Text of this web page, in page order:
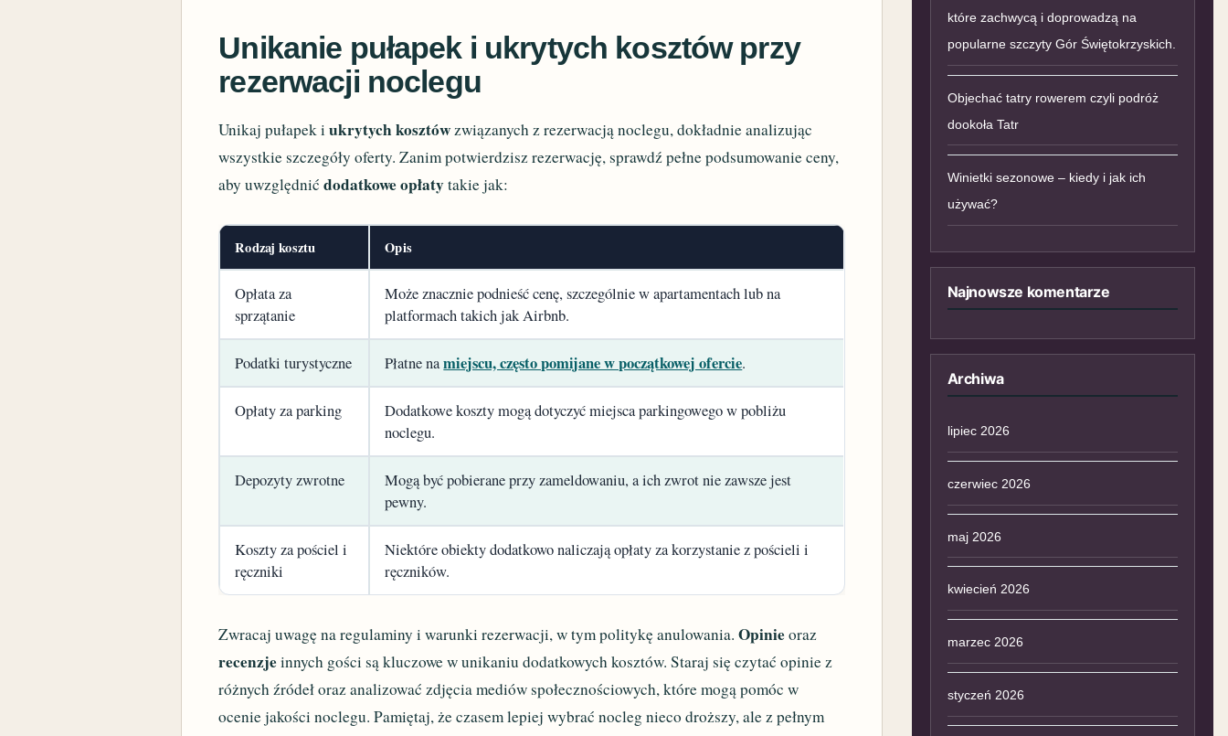
Unikanie pułapek i ukrytych kosztów przy
rezerwacji noclegu
Unikaj pułapek iukrytych kosztów związanych z rezerwacją noclegu, dokładnie analizując
wszystkie szczegóły oferty. Zanim potwierdzisz rezerwację, sprawdź pełne podsumowanie ceny,
aby uwzględnićdodatkowe opłatytakie jak:
Rodzaj kosztu Opis
Opłata za
sprzątanie
Może znacznie podnieść cenę, szczególnie w apartamentach lub na
platformach takich jak Airbnb.
Podatki turystyczne Płatne namiejscu, często pomijane w początkowej ofercie.
Opłaty za parking
Dodatkowe koszty mogą dotyczyć miejsca parkingowego w pobliżu
noclegu.
Depozyty zwrotne
Mogą być pobierane przy zameldowaniu, a ich zwrot nie zawsze jest
pewny.
Koszty za pościel i
ręczniki
Niektóre obiekty dodatkowo naliczają opłaty za korzystanie z pościeli i
ręczników.
Zwracaj uwagę na regulaminy i warunki rezerwacji, w tym politykę anulowania.Opinieoraz
recenzjeinnych gości są kluczowe w unikaniu dodatkowych kosztów. Staraj się czytać opinie z
różnych źródeł oraz analizować zdjęcia mediów społecznościowych, które mogą pomóc w
ocenie jakości noclegu. Pamiętaj, że czasem lepiej wybrać nocleg nieco droższy, ale z pełnym
które zachwycą i doprowadzą na
popularne szczyty Gór Świętokrzyskich.
Objechać tatry rowerem czyli podróż
dookoła Tatr
Winietki sezonowe – kiedy i jak ich
używać?
Najnowsze komentarze
Archiwa
lipiec 2026
czerwiec 2026
maj 2026
kwiecień 2026
marzec 2026
styczeń 2026